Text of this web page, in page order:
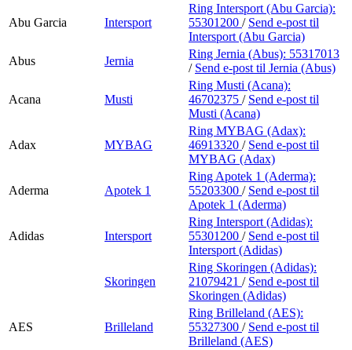
Abu Garcia Intersport
Ring Intersport (Abu Garcia):
55301200 / Send e-post til
Intersport (Abu Garcia)
Abus
Jernia
Ring Jernia (Abus): 55317013
/ Send e-post til Jernia (Abus)
Acana Musti
Ring Musti (Acana):
46702375 / Send e-post til
Musti (Acana)
Adax MYBAG
Ring MYBAG (Adax):
46913320 / Send e-post til
MYBAG (Adax)
Aderma Apotek 1
Ring Apotek 1 (Aderma):
55203300 / Send e-post til
Apotek 1 (Aderma)
Adidas Intersport
Ring Intersport (Adidas):
55301200 / Send e-post til
Intersport (Adidas)
Skoringen
Ring Skoringen (Adidas):
21079421 / Send e-post til
Skoringen (Adidas)
AES Brilleland
Ring Brilleland (AES):
55327300 / Send e-post til
Brilleland (AES)